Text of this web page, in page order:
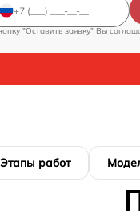
"Оставить заявку" Вы
Этапы работ